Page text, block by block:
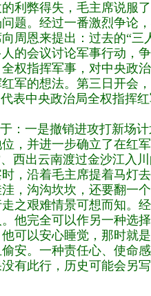
利弊得失，毛主席说服
题。经过一番激烈争论
周恩来提出：过去的“三
的会议讨论军事行动，
权指挥军事，对中央政
军的想法。第三日开会
表中央政治局全权指挥红
：一是撤销进攻打新场
，并进一步确立了在红
西出云南渡过金沙江入川
，沿着毛主席提着马灯
，沟沟坎坎，还要翻一
之艰难情景可想而知。经
他完全可以作另一种选择
可以安心睡觉，那时就
安。一种责任心、使命
有此行，历史可能会另